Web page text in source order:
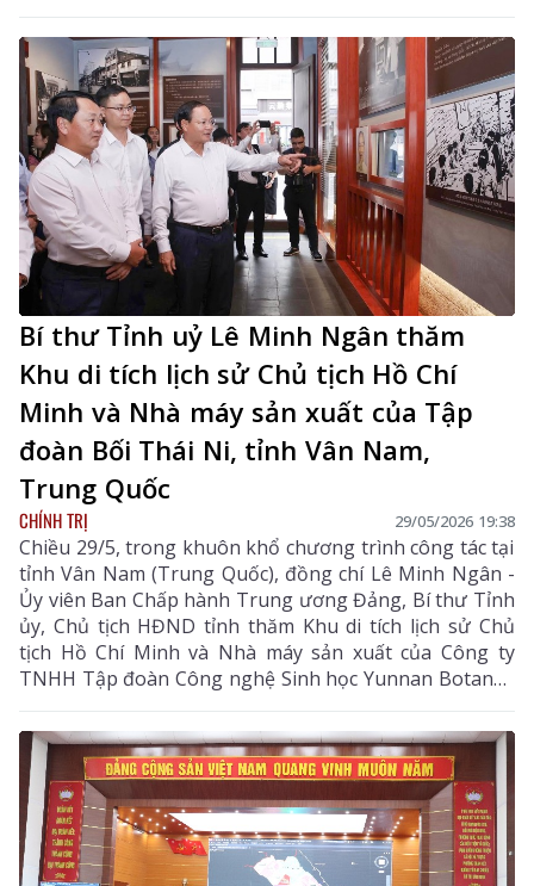
Bí thư Tỉnh uỷ Lê Minh Ngân thăm
Khu di tích lịch sử Chủ tịch Hồ Chí
Minh và Nhà máy sản xuất của Tập
đoàn Bối Thái Ni, tỉnh Vân Nam,
Trung Quốc
CHÍNH TRỊ 29/05/2026 19:38
Chiều 29/5, trong khuôn khổ chương trình công tác tại
tỉnh Vân Nam (Trung Quốc), đồng chí Lê Minh Ngân -
Ủy viên Ban Chấp hành Trung ương Đảng, Bí thư Tỉnh
ủy, Chủ tịch HĐND tỉnh thăm Khu di tích lịch sử Chủ
tịch Hồ Chí Minh và Nhà máy sản xuất của Công ty
TNHH Tập đoàn Công nghệ Sinh học Yunnan Botanee
(Bối Thái Ni) tại thành phố Côn Minh, tỉnh Vân Nam.
Cùng đi có các đồng chí Ủy viên Ban Thường vụ Tỉnh
ủy; lãnh đạo một số sở, ban, ngành tỉnh; đại diện các
doanh nghiệp trên địa bàn tỉnh; Đoàn đại biểu các tỉnh
Lào Cai, Điện Biên, Tuyên Quang.